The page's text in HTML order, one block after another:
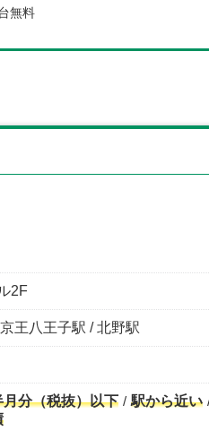
無料
2F
王八王子駅 / 北野駅
分（税抜）以下 駅から近い